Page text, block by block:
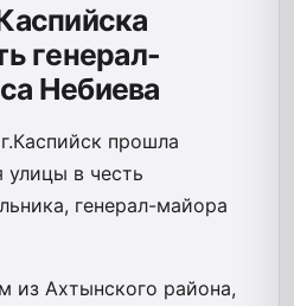
генерал-
Небиева
прошла
в честь
генерал-майора
из Ахтынского района,